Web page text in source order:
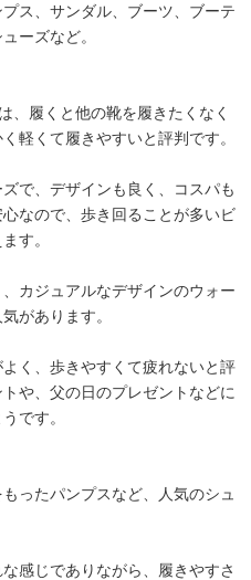
ス、サンダル、ブーツ、ブーテ
ーズなど。
、履くと他の靴を履きたくなく
軽くて履きやすいと評判です。
で、デザインも良く、コスパも
なので、歩き回ることが多いビ
す。
カジュアルなデザインのウォー
があります。
く、歩きやすくて疲れないと評
や、父の日のプレゼントなどに
です。
ったパンプスなど、人気のシュ
感じでありながら、履きやすさ